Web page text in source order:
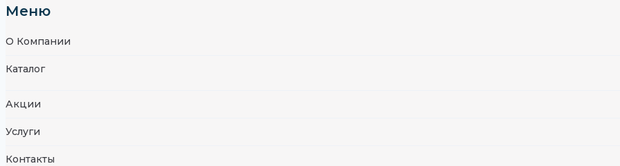
Меню
О Компании
Каталог
Акции
Услуги
Контакты